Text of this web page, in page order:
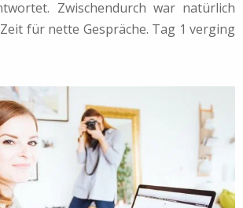
Zwischendurch war natürlich
für nette Gespräche. Tag 1 verging